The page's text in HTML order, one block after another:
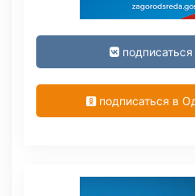
подписаться
подписаться в